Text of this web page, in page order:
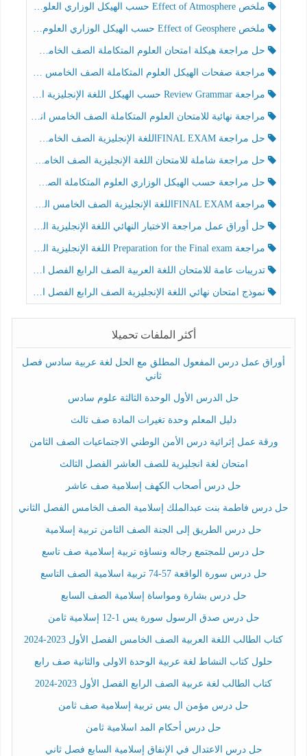
ملخص Effect of Atmosphere حسب الهيكل الوزاري العلوم المتكاملة الصف الخامس انسبير الفصل الثالث
ملخص Effect of Geosphere حسب الهيكل الوزاري العلوم المتكاملة الصف الخامس انسبير الفصل الثالث
حل مراجعة هيكلة امتحان العلوم المتكاملة الصف الخامس عام الفصل الثالث
مراجعة صفحات الهيكل العلوم المتكاملة الصف الخامس انسبير الفصل الثالث
مراجعة Review Grammar حسب الهيكل اللغة الإنجليزية الصف الخامس الفصل الثالث
مراجعة نهائية للامتحان العلوم المتكاملة الصف الخامس انسبير الفصل الثالث
حل مراجعة FINAL EXAMاللغة الإنجليزية الصف الخامس الفصل الثالث
حل مراجعة شاملة للامتحان اللغة الإنجليزية الصف الخامس الفصل الثالث
حل مراجعة حسب الهيكل الوزاري العلوم المتكاملة الصف الخامس عام الفصل الثالث
مراجعة FINAL EXAMاللغة الإنجليزية الصف الخامس الفصل الثالث
حل أوراق عمل مراجعة الاختبار النهائي اللغة الإنجليزية الصف الرابع الفصل الثالث
مراجعة Preparation for the Final exam اللغة الإنجليزية الصف الرابع الفصل الثالث
تدريبات عامة للامتحان اللغة العربية الصف الرابع الفصل الثالث
نموذج امتحان نهائي اللغة الإنجليزية الصف الرابع الفصل الثالث
أكثر الملفات تحميلا
أوراق عمل درس المفعول المطلق مع الحل لغة عربية سادس فصل
ثاني
حل الدرس الأول الوحدة الثالثة علوم سادس
دليل المعلم وحدة تغيرات المادة صف ثالث
ورقة عمل إثرائية درس الأمن الوطني الاجتماعيات الصف الثامن
امتحان لغة انجليزية للصف العاشر الفصل الثالث
حل درس أصحاب الكهف إسلامية صف عاشر
حل درس فاطمة بنت عبدالملك إسلامية الصف الخامس الفصل الثاني
حل درس الطريق إلى الجنة الصف الثامن تربية إسلامية
حل درس للمجتمع رجاله ونساؤه تربية إسلامية صف تاسع
حل درس سورة الواقعة 57-74 تربية اسلامية الصف التاسع
حل درس بشارة ومواساة إسلامية الصف السابع
حل درس صدق الرسول سورة يس 1-12 إسلامية ثامن
كتاب الطالب اللغة العربية الصف الخامس الفصل الأول 2023-2024
حلول كتاب النشاط لغة عربية الوحدة الاولى والثانية صف رابع
كتاب الطالب لغة عربية الصف الرابع الفصل الأول 2023-2024
حل درس مؤمن ال يس تربية إسلامية صف ثامن
حل درس أحكام المد اسلامية ثامن
حل درس الاعتدال في الإنفاق إسلامية السابع فصل ثاني